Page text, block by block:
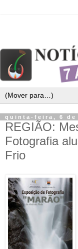
quinta-feira, 6 de
REGIÃO:
Fotografia
Frio